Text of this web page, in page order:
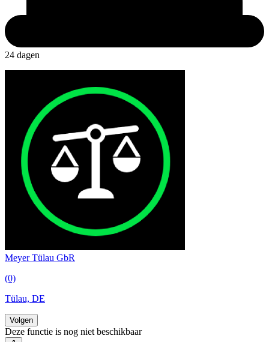
24 dagen
Meyer Tülau GbR
(0)
Tülau, DE
Volgen
Deze functie is nog niet beschikbaar